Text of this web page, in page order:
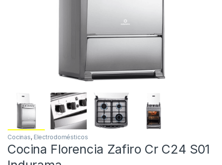
Cocinas, Electrodomésticos
Cocina Florencia Zafiro Cr C24 S01